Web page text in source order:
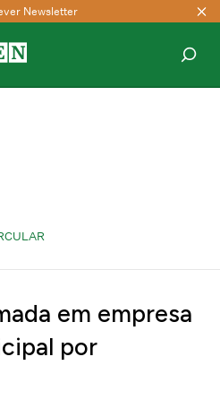
Newsletter
em empresa
por